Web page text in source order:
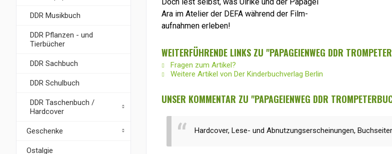
DDR Musikbuch
DDR Pflanzen - und
Tierbücher
DDR Sachbuch
DDR Schulbuch
DDR Taschenbuch /
Hardcover
Geschenke
Ostalgie
Ara im Atelier der DEFA während der Film-
aufnahmen erleben!
WEITERFÜHRENDE LINKS ZU "PAPAGEIENWEG DDR
Fragen zum Artikel?
Weitere Artikel von Der Kinderbuchverlag Berlin
UNSER KOMMENTAR ZU "PAPAGEIENWEG DDR
Hardcover, Lese- und Abnutzungserscheinungen,